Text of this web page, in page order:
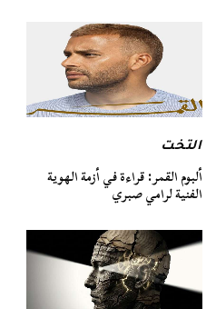
التخت
ألبوم القمر: قراءة في أزمة الهوية
الفنية لرامي صبري